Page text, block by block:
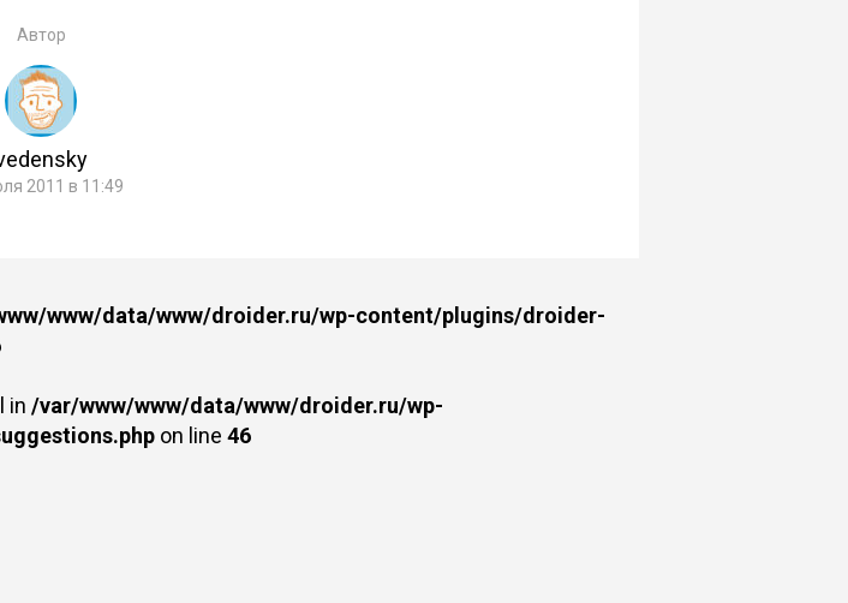
Автор
2011 в 11:49
www/data/www/droider.ru/wp-content/plugins/droider-
in /var/www/www/data/www/droider.ru/wp-
on line 46